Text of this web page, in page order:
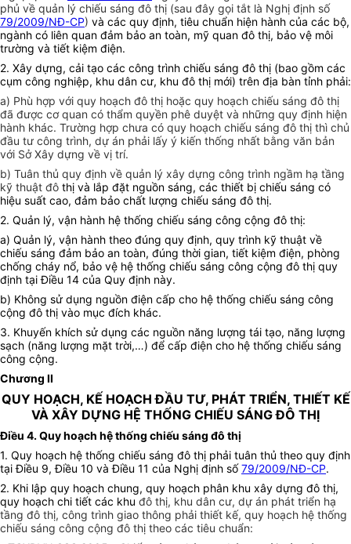
phủ về quản lý chiếu sáng đô thị (sau đây gọi tắt là Nghị định số
79/2009/NĐ-CP) và các quy định, tiêu chuẩn hiện hành của các bộ,
ngành có liên quan đảm bảo an toàn, mỹ quan đô thị, bảo vệ môi
trường và tiết kiệm điện.
2. Xây dựng, cải tạo các công trình chiếu sáng đô thị (bao gồm các
cụm công nghiệp, khu dân cư, khu đô thị mới) trên địa bàn tỉnh phải:
a) Phù hợp với quy hoạch đô thị hoặc quy hoạch chiếu sáng đô thị
đã được cơ quan có thẩm quyền phê duyệt và những quy định hiện
hành khác. Trường hợp chưa có quy hoạch chiếu sáng đô thị thì chủ
đầu tư công trình, dự án phải lấy ý kiến thống nhất bằng văn bản
với Sở Xây dựng về vị trí.
b) Tuân thủ quy định về quản lý xây dựng công trình ngầm hạ tầng
kỹ thuật đô thị và lắp đặt nguồn sáng, các thiết bị chiếu sáng có
hiệu suất cao, đảm bảo chất lượng chiếu sáng đô thị.
2. Quản lý, vận hành hệ thống chiếu sáng công cộng đô thị:
a) Quản lý, vận hành theo đúng quy định, quy trình kỹ thuật về
chiếu sáng đảm bảo an toàn, đúng thời gian, tiết kiệm điện, phòng
chống cháy nổ, bảo vệ hệ thống chiếu sáng công cộng đô thị quy
định tại Điều 14 của Quy định này.
b) Không sử dụng nguồn điện cấp cho hệ thống chiếu sáng công
cộng đô thị vào mục đích khác.
3. Khuyến khích sử dụng các nguồn năng lượng tái tạo, năng lượng
sạch (năng lượng mặt trời,…) để cấp điện cho hệ thống chiếu sáng
công cộng.
Chương II
QUY HOẠCH, KẾ HOẠCH ĐẦU TƯ, PHÁT TRIỂN, THIẾT KẾ
VÀ XÂY DỰNG HỆ THỐNG CHIẾU SÁNG ĐÔ THỊ
Điều 4. Quy hoạch hệ thống chiếu sáng đô thị
1. Quy hoạch hệ thống chiếu sáng đô thị phải tuân thủ theo quy định
tại Điều 9, Điều 10 và Điều 11 của Nghị định số79/2009/NĐ-CP.
2. Khi lập quy hoạch chung, quy hoạch phân khu xây dựng đô thị,
quy hoạch chi tiết các khu đô thị, khu dân cư, dự án phát triển hạ
tầng đô thị, công trình giao thông phải thiết kế, quy hoạch hệ thống
chiếu sáng công cộng đô thị theo các tiêu chuẩn: